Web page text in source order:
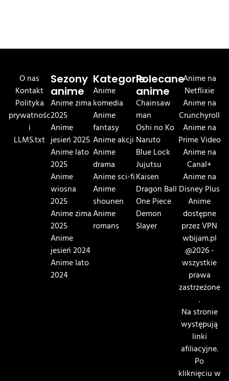
O nas
Kontakt
Polityka
prywatnośc
i
LLMS.txt
Sezony
anime
Anime zima
2025
Anime
jesień 2025
Anime lato
2025
Anime
wiosna
2025
Anime zima
2025
Anime
jesień 2024
Anime lato
2024
Kategorie
Anime
komedia
Anime
fantasy
Anime akcji
Anime
drama
Anime sci-fi
Anime
shounen
Anime
romans
Polecane
anime
Chainsaw
man
Oshi no Ko
Naruto
Blue Lock
Jujutsu
Kaisen
Dragon Ball
One Piece
Demon
Slayer
Anime na
Netflixie
Anime na
Crunchyroll
Anime na
Prime Video
Anime na
Canal+
Anime na
Disney Plus
Anime
dostępne
przez VPN
wbijam.pl
@2026 -
wszystkie
prawa
zastrzeżone
.
Na stronie
występują
linki
afiliacyjne.
Po
kliknięciu w